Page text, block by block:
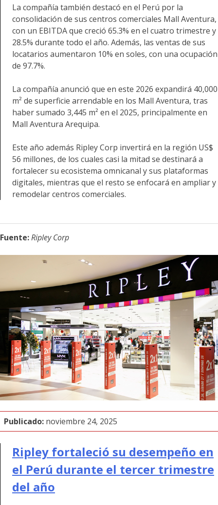
La compañía también destacó en el Perú por la
consolidación de sus centros comerciales Mall Aventura,
con un EBITDA que creció 65.3% en el cuatro trimestre y
28.5% durante todo el año. Además, las ventas de sus
locatarios aumentaron 10% en soles, con una ocupación
de 97.7%.
La compañía anunció que en este 2026 expandirá 40,000
m² de superficie arrendable en los Mall Aventura, tras
haber sumado 3,445 m² en el 2025, principalmente en
Mall Aventura Arequipa.
Este año además Ripley Corp invertirá en la región US$
56 millones, de los cuales casi la mitad se destinará a
fortalecer su ecosistema omnicanal y sus plataformas
digitales, mientras que el resto se enfocará en ampliar y
remodelar centros comerciales.
Fuente:Ripley Corp
Publicado: noviembre 24, 2025
Ripley fortaleció su desempeño en
el Perú durante el tercer trimestre
del año